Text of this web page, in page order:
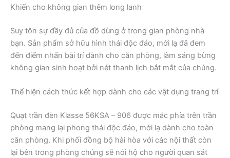
Khiến cho không gian thêm long lanh
Suy tôn sự đầy đủ của đồ dùng ở trong gian phòng nhà
bạn. Sản phẩm sở hữu hình thái độc đáo, mới lạ đã đem
đến điểm nhấn bài trí dành cho căn phòng, làm sáng bừng
không gian sinh hoạt bởi nét thanh lịch bắt mắt của chúng.
Thể hiện cách thức kết hợp dành cho các vật dụng trang trí
Quạt trần đèn Klasse 56KSA – 906 được mắc phía trên trần
phòng mang lại phong thái độc đáo, mới lạ dành cho toàn
căn phòng. Khi phối đồng bộ hài hòa với các nội thất còn
lại bên trong phòng chúng sẽ nói hộ cho người quan sát